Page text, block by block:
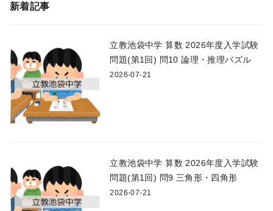
新着記事
立教池袋中学 算数 2026年度入学試験
問題(第1回) 問10 論理・推理パズル
2026-07-21
立教池袋中学 算数 2026年度入学試験
問題(第1回) 問9 三角形・四角形
2026-07-21